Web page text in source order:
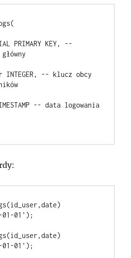
-- data logowania
01-01');
01-01');